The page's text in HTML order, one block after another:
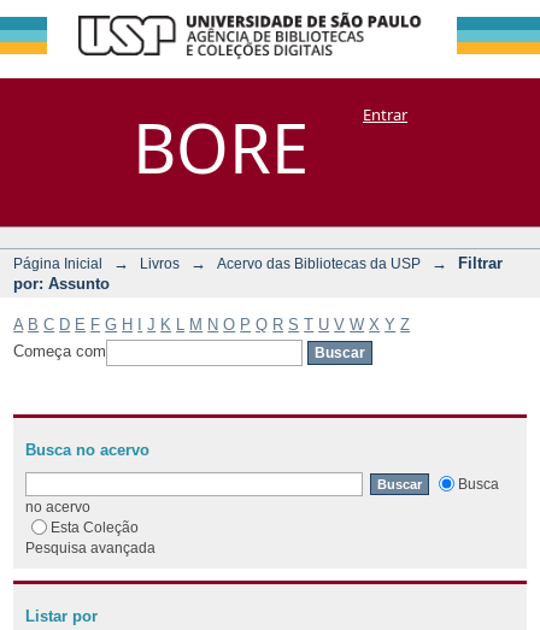
BORE
Filtrar por:
Assunto
DSpace/Manakin + CoriscoEntrar
Página Inicial → Livros → Acervo das Bibliotecas da USP →
Filtrar
por: Assunto
A B C D E F G H J K M N O P Q R S T U V W X Y Z
Começa com
Busca no acervo
Busca
no acervo
Esta Coleção
Pesquisa avançada
Listar por